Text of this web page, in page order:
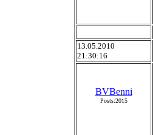
13.05.2010
21:30:16
BVBenni
Posts:2015